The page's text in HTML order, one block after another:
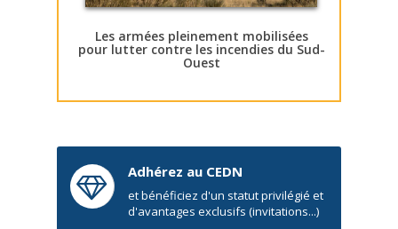
Les armées pleinement mobilisées
pour lutter contre les incendies du Sud-
Ouest
Adhérez au CEDN
et bénéficiez d'un statut privilégié et
d'avantages exclusifs (invitations...)